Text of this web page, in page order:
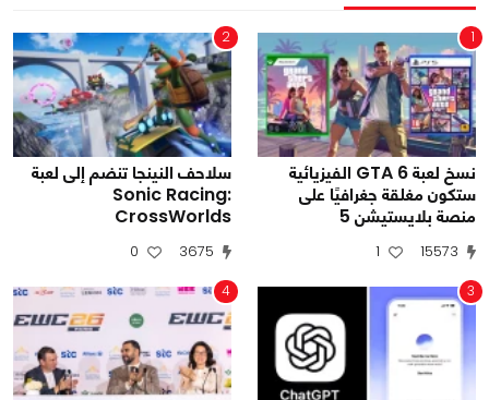
1
نسخ لعبة GTA 6 الفيزيائية
ستكون مغلقة جغرافيًا على
منصة بلايستيشن 5
15573
1
2
سلاحف النينجا تنضم إلى لعبة
Sonic Racing:
CrossWorlds
3675
0
3
4